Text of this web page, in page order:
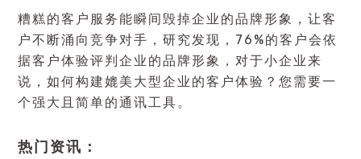
糟糕的客户服务能瞬间毁掉企业的品牌形象，让客
户不断涌向竞争对手，研究发现，76%的客户会依
据客户体验评判企业的品牌形象，对于小企业来
说，如何构建媲美大型企业的客户体验？您需要一
个强大且简单的通讯工具。
热门资讯：